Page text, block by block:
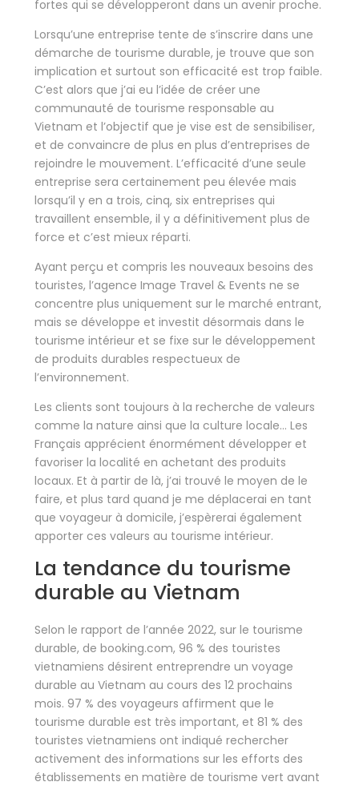
fortes qui se développeront dans un avenir proche.
Lorsqu’une entreprise tente de s’inscrire dans une
démarche de tourisme durable, je trouve que son
implication et surtout son efficacité est trop faible.
C’est alors que j’ai eu l’idée de créer une
communauté de tourisme responsable au
Vietnam et l’objectif que je vise est de sensibiliser,
et de convaincre de plus en plus d’entreprises de
rejoindre le mouvement. L’efficacité d’une seule
entreprise sera certainement peu élevée mais
lorsqu’il y en a trois, cinq, six entreprises qui
travaillent ensemble, il y a définitivement plus de
force et c’est mieux réparti.
Ayant perçu et compris les nouveaux besoins des
touristes, l’agence Image Travel & Events ne se
concentre plus uniquement sur le marché entrant,
mais se développe et investit désormais dans le
tourisme intérieur et se fixe sur le développement
de produits durables respectueux de
l’environnement.
Les clients sont toujours à la recherche de valeurs
comme la nature ainsi que la culture locale… Les
Français apprécient énormément développer et
favoriser la localité en achetant des produits
locaux. Et à partir de là, j’ai trouvé le moyen de le
faire, et plus tard quand je me déplacerai en tant
que voyageur à domicile, j’espèrerai également
apporter ces valeurs au tourisme intérieur.
La tendance du tourisme
durable au Vietnam
Selon le rapport de l’année 2022, sur le tourisme
durable, de booking.com, 96 % des touristes
vietnamiens désirent entreprendre un voyage
durable au Vietnam au cours des 12 prochains
mois. 97 % des voyageurs affirment que le
tourisme durable est très important, et 81 % des
touristes vietnamiens ont indiqué rechercher
activement des informations sur les efforts des
établissements en matière de tourisme vert avant